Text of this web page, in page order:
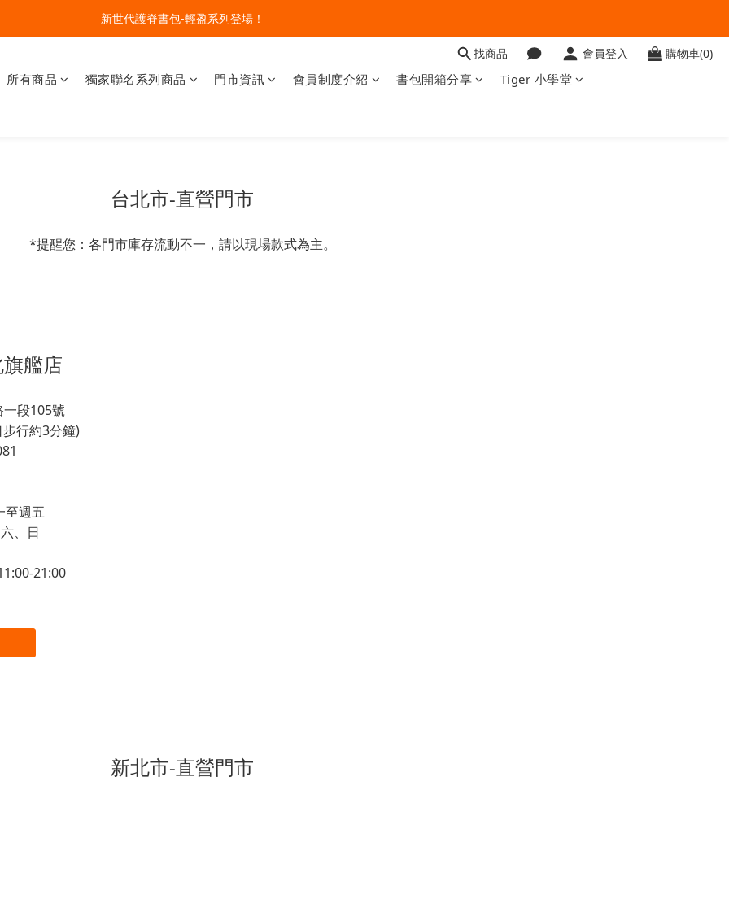
🔥今夏最夯 Pokémon 寶可夢書包現貨熱賣中！開心迎接新學期！
新世代護脊書包-輕盈系列登場！
🔥今夏最夯 Pokémon 寶可夢書包現貨熱賣中！開心迎接新學期！
找商品 會員登入 購物車(0)
所有商品 獨家聯名系列商品 門市資訊 會員制度介紹 書包開箱分享 Tiger 小學堂
台北市-直營門市
*提醒您：各門市庫存流動不一，請以現場款式為主。
艦店
段105號
行約3分鐘)
至週五
、日
21:00
新北市-直營門市